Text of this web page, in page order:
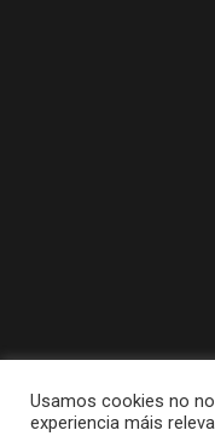
Usamos cookies no
experiencia máis